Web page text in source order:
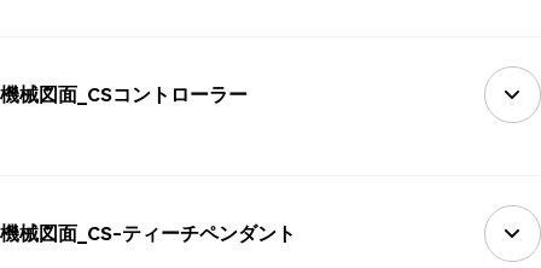
機械図面_CSコントローラー
機械図面_CS-ティーチペンダント